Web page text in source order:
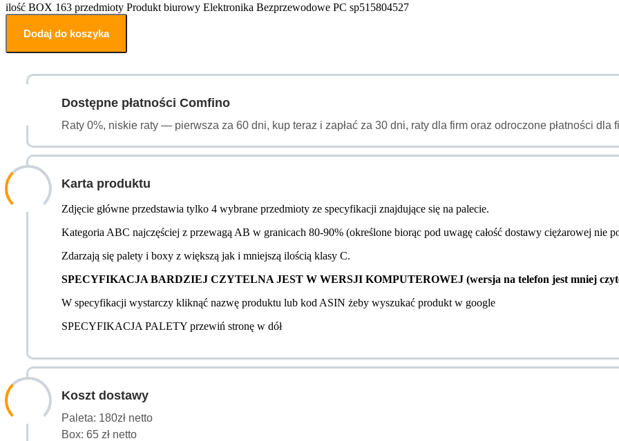
ilość BOX 163 przedmioty Produkt biurowy Elektronika Bezprzewodowe PC sp515804527
Dodaj do koszyka
Dostępne płatności Comfino
Raty 0%, niskie raty — pierwsza za 60 dni, kup teraz i zapłać za 30 dni, raty dla firm oraz odroczone płatności
Karta produktu
Zdjęcie główne przedstawia tylko 4 wybrane przedmioty ze specyfikacji znajdujące się na palecie.
Kategoria ABC najczęściej z przewagą AB w granicach 80-90% (określone biorąc pod uwagę całość dostawy ciężarowej nie
Zdarzają się palety i boxy z większą jak i mniejszą ilością klasy C.
SPECYFIKACJA BARDZIEJ CZYTELNA JEST W WERSJI KOMPUTEROWEJ (wersja na telefon jest mniej
W specyfikacji wystarczy kliknąć nazwę produktu lub kod ASIN żeby wyszukać produkt w google
SPECYFIKACJA PALETY przewiń stronę w dół
Koszt dostawy
Paleta: 180zł netto
Box: 65 zł netto